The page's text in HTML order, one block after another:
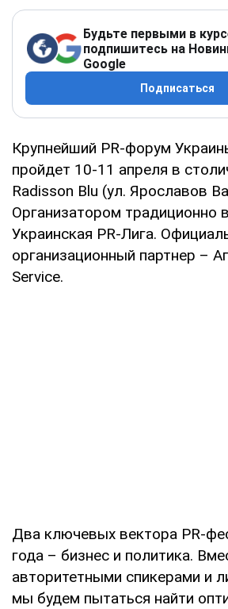
Будьте первыми в
подпишитесь на
Google
Подписаться
Крупнейший PR-форум
пройдет 10-11 апреля в
Radisson Blu (ул. Ярославов
Организатором традиционно
Украинская PR-Лига.
организационный партнер –
Service.
Два ключевых вектора PR-
года – бизнес и политика.
авторитетными спикерами и
мы будем пытаться найти